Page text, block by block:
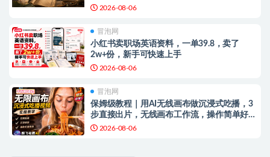
2026-08-06
冒泡网
小红书卖职场英语资料，一单39.8，卖了
2w+份，新手可快速上手
2026-08-06
冒泡网
保姆级教程｜用AI无线画布做沉浸式吃播，3
步直接出片，无线画布工作流，操作简单好上
手2026-08-06